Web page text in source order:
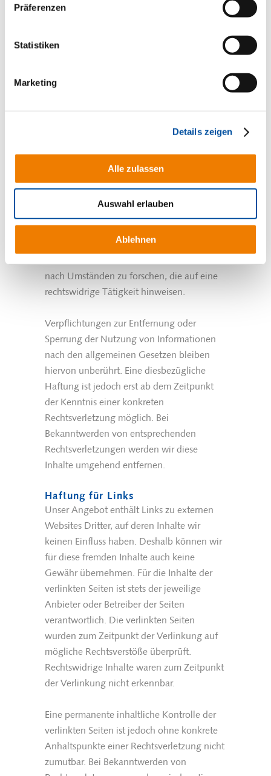
Präferenzen
Statistiken
Marketing
Details zeigen
Alle zulassen
Auswahl erlauben
Ablehnen
Alter Bahnhofsweg 2
Streitbeilegungsverfahren vor einer
Haftung für Inhalte
Als Diensteanbieter sind wir gemäß § 7
Abs.1 TMG für eigene Inhalte auf diesen
Seiten nach den allgemeinen Gesetzen
wir als Diensteanbieter jedoch nicht
verpflichtet, übermittelte oder gespeicherte
nach Umständen zu forschen, die auf eine
rechtswidrige Tätigkeit hinweisen.
Verpflichtungen zur Entfernung oder
Sperrung der Nutzung von Informationen
nach den allgemeinen Gesetzen bleiben
hiervon unberührt. Eine diesbezügliche
Haftung ist jedoch erst ab dem Zeitpunkt
der Kenntnis einer konkreten
Rechtsverletzung möglich. Bei
Bekanntwerden von entsprechenden
Rechtsverletzungen werden wir diese
Inhalte umgehend entfernen.
Haftung für Links
Unser Angebot enthält Links zu externen
Websites Dritter, auf deren Inhalte wir
keinen Einfluss haben. Deshalb können wir
für diese fremden Inhalte auch keine
Gewähr übernehmen. Für die Inhalte der
verlinkten Seiten ist stets der jeweilige
Anbieter oder Betreiber der Seiten
verantwortlich. Die verlinkten Seiten
wurden zum Zeitpunkt der Verlinkung auf
mögliche Rechtsverstöße überprüft.
Rechtswidrige Inhalte waren zum Zeitpunkt
der Verlinkung nicht erkennbar.
Eine permanente inhaltliche Kontrolle der
verlinkten Seiten ist jedoch ohne konkrete
Anhaltspunkte einer Rechtsverletzung nicht
zumutbar. Bei Bekanntwerden von